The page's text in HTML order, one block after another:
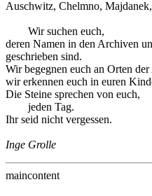
Auschwitz, Chelmno,
Wir suchen euch,
deren Namen in den Archiven
geschrieben sind.
Wir begegnen euch an Orten
wir erkennen euch in euren
Die Steine sprechen von euch,
jeden Tag.
Ihr seid nicht vergessen.
Inge Grolle
maincontent